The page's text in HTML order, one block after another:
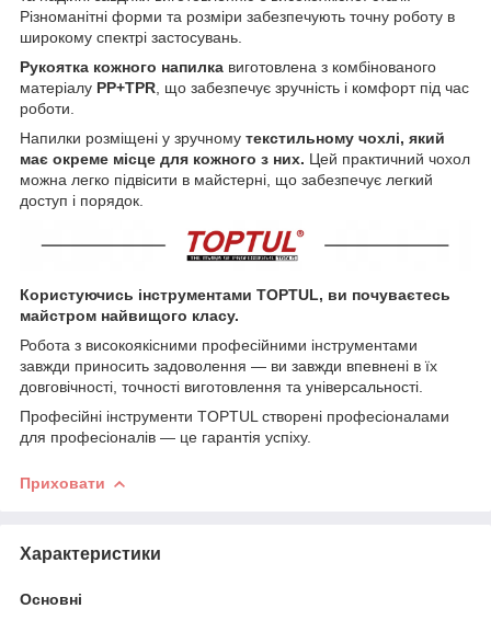
Різноманітні форми та розміри забезпечують точну роботу в
широкому спектрі застосувань.
Рукоятка кожного напилка виготовлена з комбінованого
матеріалу PP+TPR , що забезпечує зручність і комфорт під час
роботи.
Напилки розміщені у зручному текстильному чохлі, який
має окреме місце для кожного з них. Цей практичний чохол
можна легко підвісити в майстерні, що забезпечує легкий
доступ і порядок.
Користуючись інструментами TOPTUL, ви почуваєтесь
майстром найвищого класу.
Робота з високоякісними професійними інструментами
завжди приносить задоволення — ви завжди впевнені в їх
довговічності, точності виготовлення та універсальності.
Професійні інструменти TOPTUL створені професіоналами
для професіоналів — це гарантія успіху.
Приховати
Характеристики
Основні